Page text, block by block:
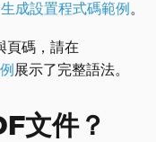
成設置程式碼範例 。
頁碼，請在
展示了完整語法。
文件？